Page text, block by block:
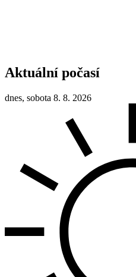
Aktuální počasí
dnes, sobota 8. 8. 2026